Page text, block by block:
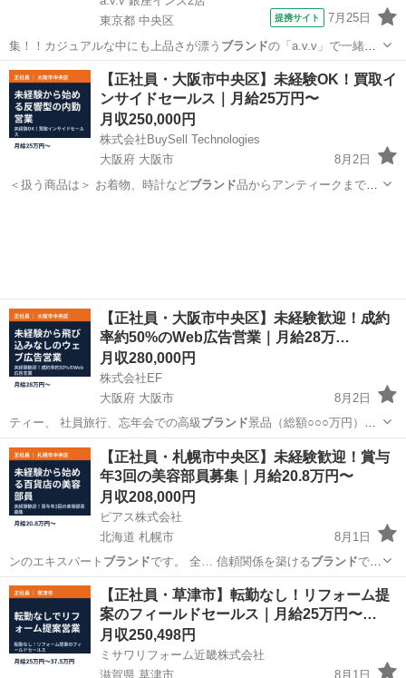
東京都 中央区
提携サイト 7月25日
集！！カジュアルな中にも上品さが漂う ブランドの「a.v.v」で一緒に
楽しく働きま…
東京 中央区 ファッション
【正社員・大阪市中央区】未経験OK！買取イ
ンサイドセールス｜月給25万円〜
月収250,000円
株式会社BuySell Technologies
大阪府 大阪市
8月2日
＜扱う商品は＞ お着物、時計などブランド品からアンティークまで
【正社員・大阪市中央区】未経験歓迎！成約
率約50%のWeb広告営業｜月給28万…
月収280,000円
株式会社EF
大阪府 大阪市
8月2日
ティー、 社員旅行、忘年会での高級 ブランド景品（総額○○○万円）な
ど。他にも様…
大阪 大阪市 営業 社員
【正社員・札幌市中央区】未経験歓迎！賞与
年3回の美容部員募集｜月給20.8万円〜
月収208,000円
ピアス株式会社
北海道 札幌市
8月1日
ンのエキスパート ブランド です。 全… 信頼関係を築けるブランドで
す。 ?… に支持されているブランド です。 長年通… ■STEP2｜ブラン
ド研修（対面7日間… ） ・ブランド 理念 ・製品知… 。 (...
北海道 札幌市 サービス業 ブランド
【正社員・草津市】転勤なし！リフォーム提
案のフィールドセールス｜月給25万円〜…
月収250,498円
ミサワリフォーム近畿株式会社
滋賀県 草津市
8月1日